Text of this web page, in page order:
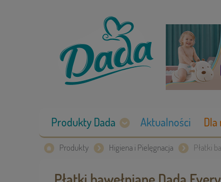
Produkty Dada Aktualności Dla
Produkty Higiena i Pielęgnacja Płatki